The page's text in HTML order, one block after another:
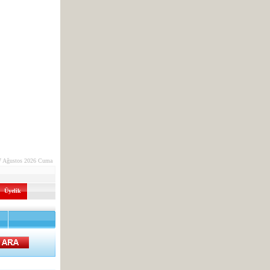
Ağustos 2026 Cuma
Üyelik